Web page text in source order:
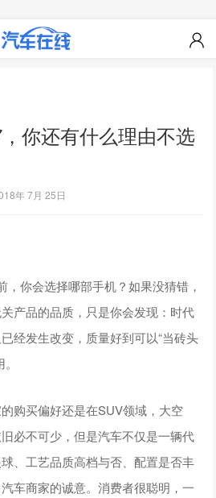
你还有什么理由不选
年 7月 25日
，你会选择哪部手机？如果没猜错，
产品的品质，只是你会发现：时代
经发生改变，质量好到可以“当砖头
购买偏好还是在SUV领域，大空
必不可少，但是汽车不仅是一辆代
、工艺品质高档与否、配置是否丰
车商家的诚意。消费者很聪明，一